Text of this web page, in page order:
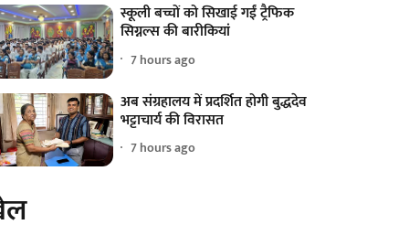
स्कूली बच्चों को सिखाई गईं ट्रैफिक
सिग्नल्स की बारीकियां
7 hours ago
अब संग्रहालय में प्रदर्शित होगी बुद्धदेव
भट्टाचार्य की विरासत
7 hours ago